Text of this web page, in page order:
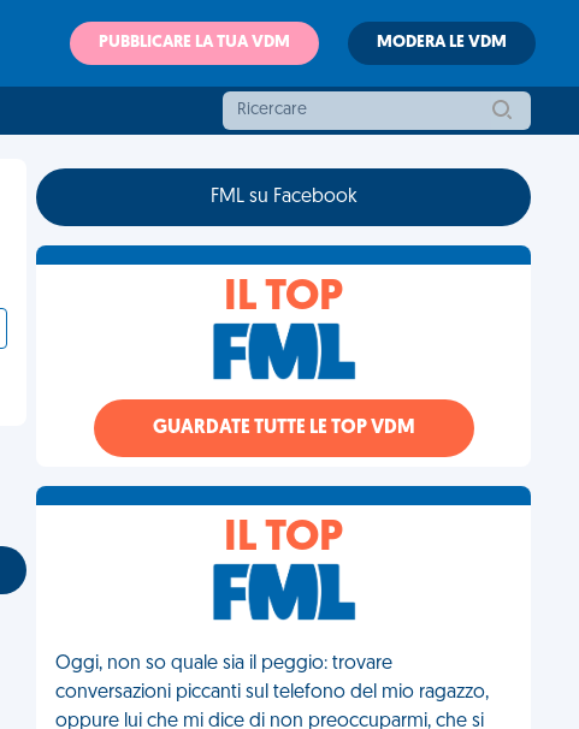
PUBBLICARE LA TUA VDM MODERA LE VDM
FML su Facebook
IL TOP
GUARDATE TUTTE LE TOP VDM
IL TOP
Oggi, non so quale sia il peggio: trovare
conversazioni piccanti sul telefono del mio ragazzo,
oppure lui che mi dice di non preoccuparmi, che si